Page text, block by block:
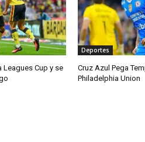
Leagues Cup y se
Deportes
Cruz Azul Pega
Philadelphia Union